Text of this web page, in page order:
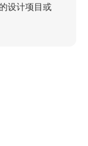
设计项目或